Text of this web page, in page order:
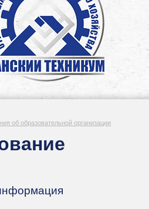
об образовательной организации